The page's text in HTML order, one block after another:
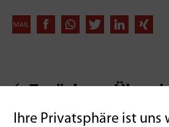
Zurück zur
Ihre Privatsphäre ist uns